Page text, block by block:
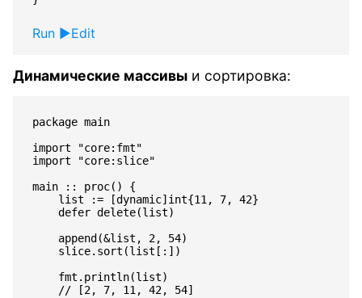
Run Edit
Динамические массивы и сортировка:
package main
import "core:fmt"
import "core:slice"
main :: proc() {
    list := [dynamic]int{11, 7, 42}
    defer delete(list)
    append(&list, 2, 54)
    slice.sort(list[:])
    fmt.println(list)
    // [2, 7, 11, 42, 54]